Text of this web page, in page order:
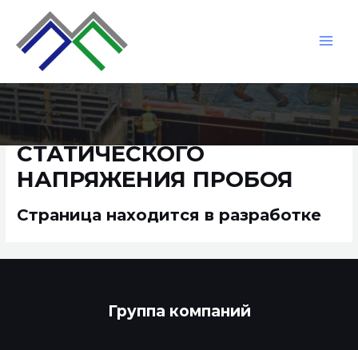
content
СТЕНД ИЗМЕРЕНИЯ
СТАТИЧЕСКОГО
НАПРЯЖЕНИЯ ПРОБОЯ
Страница находится в разработке
Группа компаний